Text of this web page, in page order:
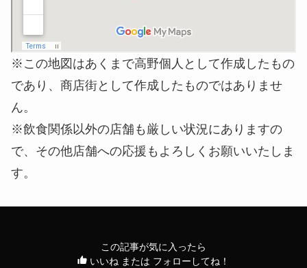
※この地図はあくまで高野個人として作成したもの
であり、商店街として作成したものではありませ
ん。
※飲食関係以外の店舗も厳しい状況にありますの
で、その他店舗への応援もよろしくお願いいたしま
す。
この記事が気に入ったら
いいね または フォローしてね！